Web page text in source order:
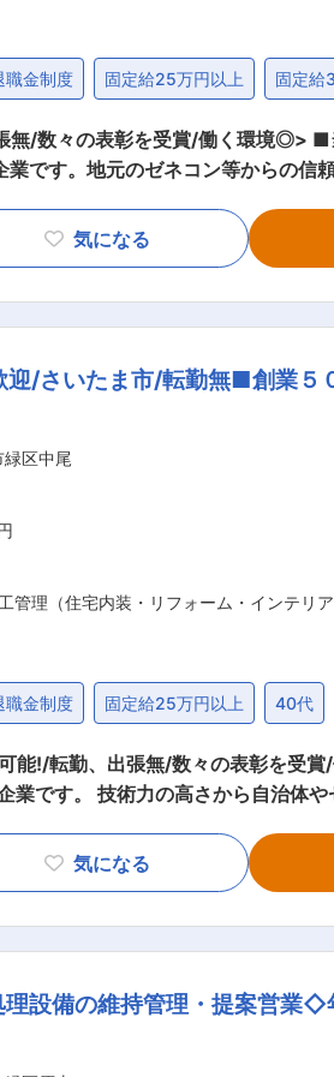
職金制度 固定給25万円以上 固定給
社について さいたま市にて給排水や衛生設備工事業を展開して
です。地元のゼネコン等からの
デイを推奨。業務調整して長期休
り、小学校の教室の空調施工な
、社風 ┗当社で働いている社員は
。昨年から第2.4土曜は休日にな
数々の表彰 ┗当社は５０年以上前
ながっております。 ■会社の雰囲気の詳細について： 創業
で働く事ができます。また資格手
気になる
/さいたま市/転勤無■創業５
区中尾
管理（住宅内装・リフォーム・インテリ
職金制度 固定給25万円以上 40代
張無/数々の表彰を受賞/働く環境◎/直近で休み
業です。 技術力の高さから自治体
会社)との連絡調整、書類作成を行います。 ■職務
ケーションを取ることができます
化させており頑張る社員はきち
気になる
理設備の維持管理・提案営業◇